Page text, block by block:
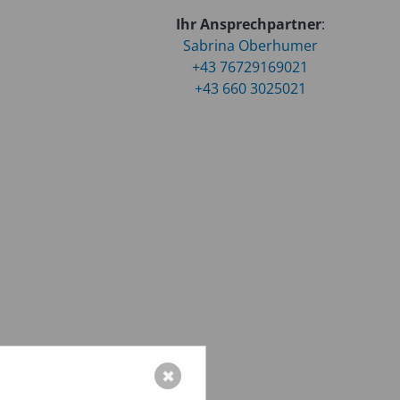
Ihr Ansprechpartner:
Sabrina Oberhumer
+43 76729169021
+43 660 3025021
✖